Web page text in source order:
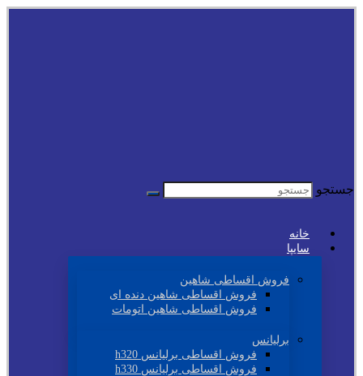
جستجو
خانه
سایپا
فروش اقساطی شاهین
فروش اقساطی شاهین دنده ای
فروش اقساطی شاهین اتومات
برلیانس
فروش اقساطی برلیانس h320
فروش اقساطی برلیانس h330